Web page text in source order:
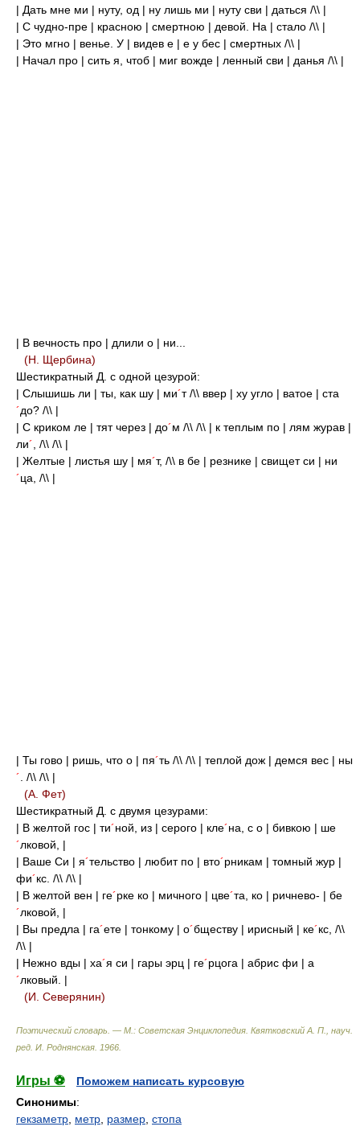
| Дать мне ми | нуту, од | ну лишь ми | нуту сви | даться /\\ |
| С чудно-пре | красною | смертною | девой. На | стало /\\ |
| Это мгно | венье. У | видев е | е у бес | смертных /\\ |
| Начал про | сить я, чтоб | миг вожде | ленный сви | данья /\\ |
| В вечность про | длили о | ни...
(Н. Щербина)
Шестикратный Д. с одной цезурой:
| Слышишь ли | ты, как шу | ми´т /\\ ввер | ху угло | ватое | ста
´до? /\\ |
| С криком ле | тят через | до´м /\\ /\\ | к теплым по | лям журав |
ли´ , /\\ /\\ |
| Желтые | листья шу | мя´т, /\\ в бе | резнике | свищет си | ни
´ца, /\\ |
| Ты гово | ришь, что о | пя´ть /\\ /\\ | теплой дож | демся вес | ны
´ . /\\ /\\ |
(А. Фет)
Шестикратный Д. с двумя цезурами:
| В желтой гос | ти´ной, из | серого | кле´на, с о | бивкою | ше
´лковой, |
| Ваше Си | я´тельство | любит по | вто´рникам | томный жур |
фи´кс. /\\ /\\ |
| В желтой вен | ге´рке ко | мичного | цве´та, ко | ричнево- | бе
´лковой, |
| Вы предла | га´ете | тонкому | о´бществу | ирисный | ке´кс, /\\
/\\ |
| Нежно вды | ха´я си | гары эрц | ге´рцога | абрис фи | а
´лковый. |
(И. Северянин)
Поэтический словарь. — М.: Советская Энциклопедия Квятковский А. П., науч.
ред. И. Роднянская 1966
Игры ⚽
Поможем написать курсовую
Синонимы:
гекзаметр метр размер стопа